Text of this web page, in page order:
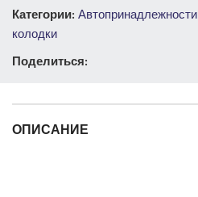
Категории: Автопринадлежности
колодки
Поделиться:
ОПИСАНИЕ